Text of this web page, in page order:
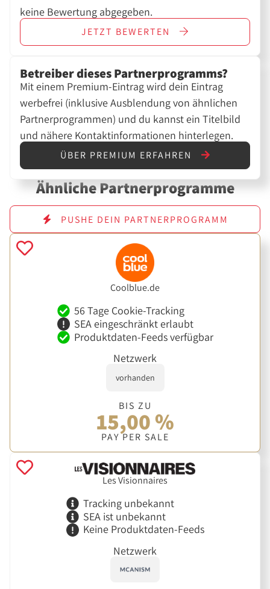
keine Bewertung abgegeben.
JETZT BEWERTEN
Betreiber dieses Partnerprogramms?
Mit einem Premium-Eintrag wird dein Eintrag
werbefrei (inklusive Ausblendung von ähnlichen
Partnerprogrammen) und du kannst ein Titelbild
und nähere Kontaktinformationen hinterlegen.
ÜBER PREMIUM ERFAHREN
Ähnliche Partnerprogramme
PUSHE DEIN PARTNERPROGRAMM
Coolblue.de
56 Tage Cookie-Tracking
SEA eingeschränkt erlaubt
Produktdaten-Feeds verfügbar
Netzwerk
vorhanden
BIS ZU
15,00 %
PAY PER SALE
Les Visionnaires
Tracking unbekannt
SEA ist unbekannt
Keine Produktdaten-Feeds
Netzwerk